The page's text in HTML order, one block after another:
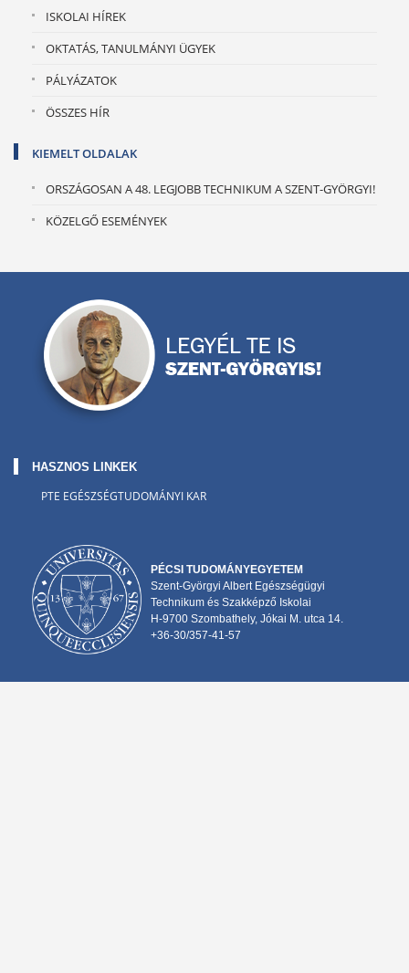
ISKOLAI HÍREK
OKTATÁS, TANULMÁNYI ÜGYEK
PÁLYÁZATOK
ÖSSZES HÍR
KIEMELT OLDALAK
ORSZÁGOSAN A 48. LEGJOBB TECHNIKUM A SZENT-GYÖRGYI!
KÖZELGŐ ESEMÉNYEK
HASZNOS LINKEK
PTE EGÉSZSÉGTUDOMÁNYI KAR
PÉCSI TUDOMÁNYEGYETEM
Szent-Györgyi Albert Egészségügyi
Technikum és Szakképző Iskolai
H-9700 Szombathely, Jókai M. utca 14.
+36-30/357-41-57